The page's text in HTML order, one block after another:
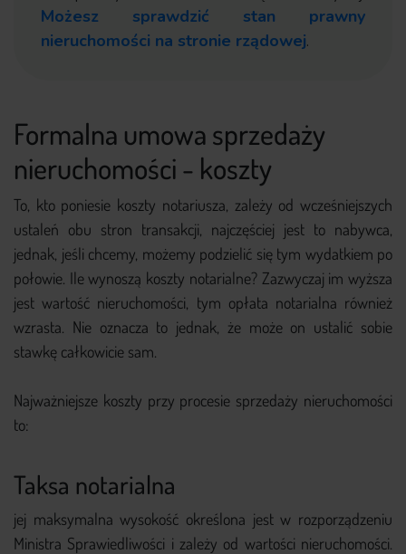
Możesz sprawdzić stan prawny
nieruchomości na stronie rządowej.
Formalna umowa sprzedaży
nieruchomości - koszty
To, kto poniesie koszty notariusza, zależy od wcześniejszych
ustaleń obu stron transakcji, najczęściej jest to nabywca,
jednak, jeśli chcemy, możemy podzielić się tym wydatkiem po
połowie. Ile wynoszą koszty notarialne? Zazwyczaj im wyższa
jest wartość nieruchomości, tym opłata notarialna również
wzrasta. Nie oznacza to jednak, że może on ustalić sobie
stawkę całkowicie sam.
Najważniejsze koszty przy procesie sprzedaży nieruchomości
to:
Taksa notarialna
jej maksymalna wysokość określona jest w rozporządzeniu
Ministra Sprawiedliwości i zależy od wartości nieruchomości.